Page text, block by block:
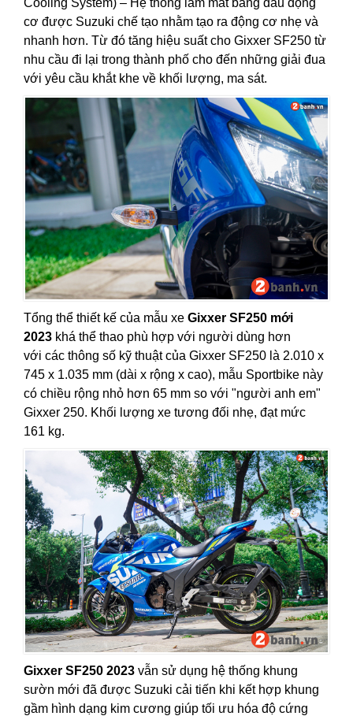
Cooling System) – Hệ thống làm mát bằng dầu động
cơ được Suzuki chế tạo nhằm tạo ra động cơ nhẹ và
nhanh hơn. Từ đó tăng hiệu suất cho Gixxer SF250 từ
nhu cầu đi lại trong thành phố cho đến những giải đua
với yêu cầu khắt khe về khối lượng, ma sát.
Tổng thể thiết kế của mẫu xe Gixxer SF250 mới
2023 khá thể thao phù hợp với người dùng hơn
với các thông số kỹ thuật của Gixxer SF250 là 2.010 x
745 x 1.035 mm (dài x rộng x cao), mẫu Sportbike này
có chiều rộng nhỏ hơn 65 mm so với "người anh em"
Gixxer 250. Khối lượng xe tương đối nhẹ, đạt mức
161 kg.
Gixxer SF250 2023 vẫn sử dụng hệ thống khung
sườn mới đã được Suzuki cải tiến khi kết hợp khung
gầm hình dạng kim cương giúp tối ưu hóa độ cứng